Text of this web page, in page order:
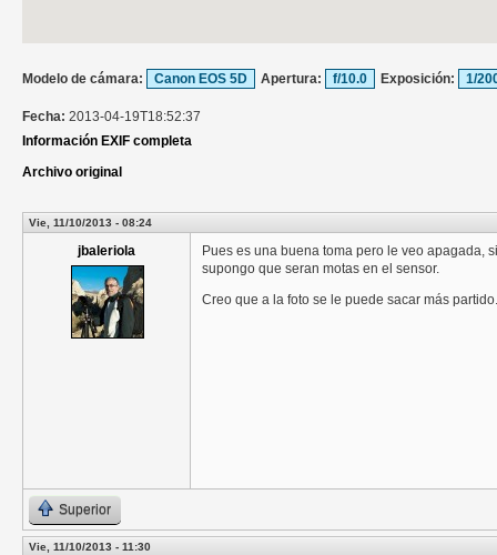
Modelo de cámara: Canon EOS 5D Apertura: f/10.0 Exposición: 1/
Fecha: 2013-04-19T18:52:37
Información EXIF completa
Archivo original
Vie, 11/10/2013 - 08:24
jbaleriola
Pues es una buena toma pero le veo apagada,
supongo que seran motas en el sensor.
Creo que a la foto se le puede sacar más partido.
Superior
Vie, 11/10/2013 - 11:30